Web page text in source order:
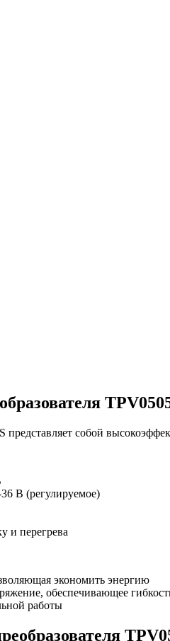
представляет собой
В (регулируемое)
и перегрева
экономить энергию
обеспечивающее
работы